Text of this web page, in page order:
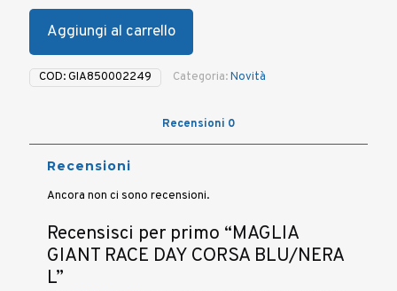
Aggiungi al carrello
COD:GIA850002249 Categoria:Novità
Recensioni 0
Recensioni
Ancora non ci sono recensioni.
Recensisci per primo “MAGLIA
GIANT RACE DAY CORSA BLU/NERA
L”